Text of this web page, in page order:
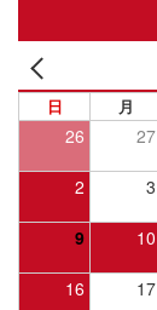
日 月
26 27
2 3
9 10
16 17